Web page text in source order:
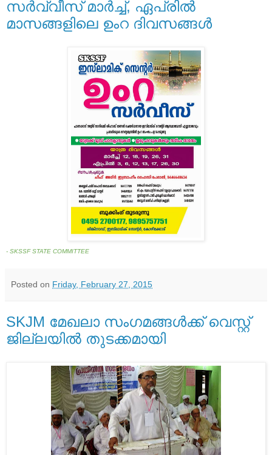
സര്‍വ്വീസ് മാര്‍ച്ച്, ഏപ്രില്‍
മാസങ്ങളിലെ ഉംറ ദിവസങ്ങള്‍
- SKSSF STATE COMMITTEE
Posted on Friday, February 27, 2015
SKJM മേഖലാ സംഗമങ്ങള്‍ക്ക് വെസ്റ്റ്
ജില്ലയില്‍ തുടക്കമായി